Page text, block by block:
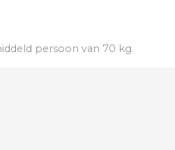
persoon van 70 kg.